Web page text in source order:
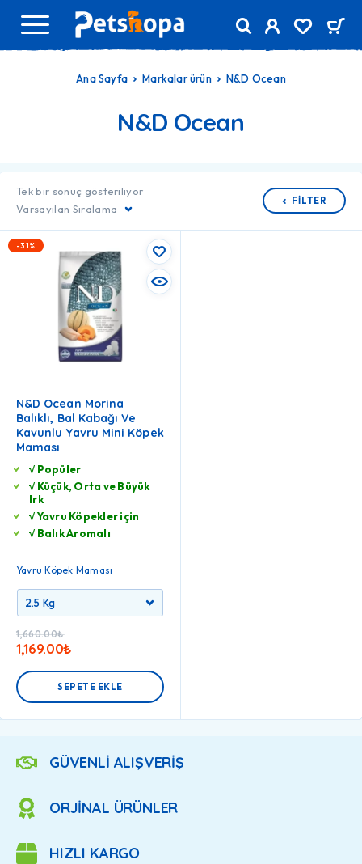
Ana Sayfa Markalar ürün N&D Ocean
N&D Ocean
Tek bir sonuç gösteriliyor
Varsayılan Sıralama
FILTER
-31%
N&D Ocean Morina
Balıklı, Bal Kabağı Ve
Kavunlu Yavru Mini Köpek
Maması
√ Popüler
√ Küçük, Orta ve Büyük
Irk
√ Yavru Köpekler için
√ Balık Aromalı
Yavru Köpek Maması
1,660.00₺
1,169.00₺
SEPETE EKLE
GÜVENLİ ALIŞVERİŞ
ORJİNAL ÜRÜNLER
HIZLI KARGO